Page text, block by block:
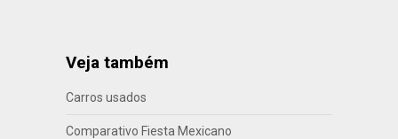
Veja também
Carros usados
Comparativo Fiesta Mexicano